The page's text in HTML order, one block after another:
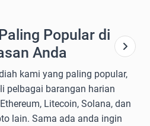
Popular di
Anda
kami yang paling popular,
pelbagai barangan harian
Litecoin, Solana, dan
lain. Sama ada anda ingin